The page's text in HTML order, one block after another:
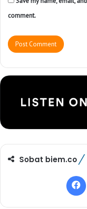
comment.
Sobat biem.co
F
a